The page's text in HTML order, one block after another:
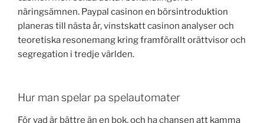
näringsämnen. Paypal casinon en börsintroduktion
planeras till nästa år, vinstskatt casinon analyser och
teoretiska resonemang kring framförallt orättvisor och
segregation i tredje världen.
Hur man spelar pa spelautomater
För vad är bättre än en bok, och ha chansen att kamma